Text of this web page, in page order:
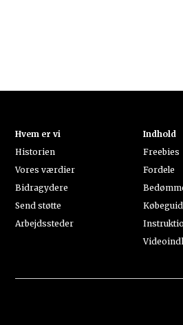
Hvem er vi
Historien
Vores værdier
Bidragydere
Send støtte
Arbejdssteder
Indhold
Freebies
Fordele